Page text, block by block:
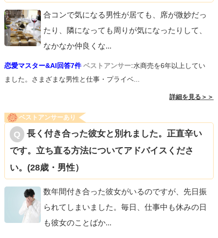
合コンで気になる男性が居ても、席が微妙だっ
たり、隣になっても周りが気になったりして、
なかなか仲良くな...
恋愛マスター&AI回答7件 ベストアンサー:水商売を6年以上してい
ました。さまざまな男性と仕事・プライベ...
詳細を見る＞＞
ベストアンサーあり
長く付き合った彼女と別れました。正直辛い
です。立ち直る方法についてアドバイスくださ
い。(28歳・男性）
数年間付き合った彼女がいるのですが、先日振
られてしまいました。毎日、仕事中も休みの日
も彼女のことばか...